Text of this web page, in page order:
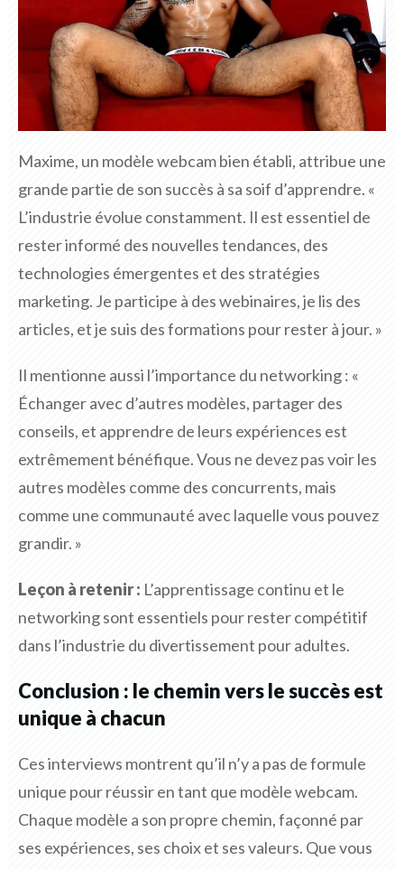
Maxime, un modèle webcam bien établi, attribue une
grande partie de son succès à sa soif d’apprendre. «
L’industrie évolue constamment. Il est essentiel de
rester informé des nouvelles tendances, des
technologies émergentes et des stratégies
marketing. Je participe à des webinaires, je lis des
articles, et je suis des formations pour rester à jour. »
Il mentionne aussi l’importance du networking : «
Échanger avec d’autres modèles, partager des
conseils, et apprendre de leurs expériences est
extrêmement bénéfique. Vous ne devez pas voir les
autres modèles comme des concurrents, mais
comme une communauté avec laquelle vous pouvez
grandir. »
Leçon à retenir : L’apprentissage continu et le
networking sont essentiels pour rester compétitif
dans l’industrie du divertissement pour adultes.
Conclusion : le chemin vers le succès est
unique à chacun
Ces interviews montrent qu’il n’y a pas de formule
unique pour réussir en tant que modèle webcam.
Chaque modèle a son propre chemin, façonné par
ses expériences, ses choix et ses valeurs. Que vous